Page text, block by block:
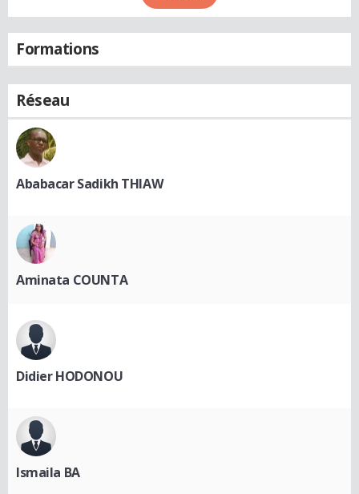
Formations
Réseau
Ababacar Sadikh THIAW
Aminata COUNTA
Didier HODONOU
Ismaila BA